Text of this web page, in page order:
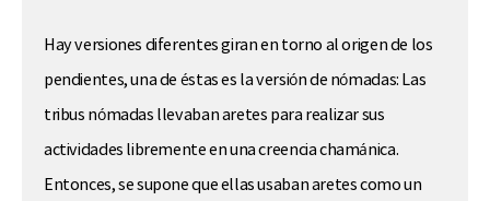
Hay versiones diferentes giran en torno al origen de los
pendientes, una de éstas es la versión de nómadas: Las
tribus nómadas llevaban aretes para realizar sus
actividades libremente en una creencia chamánica.
Entonces, se supone que ellas usaban aretes como un